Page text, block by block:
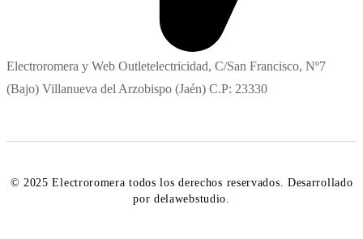
Electroromera y Web Outletelectricidad, C/San Francisco, Nº7
(Bajo) Villanueva del Arzobispo (Jaén) C.P: 23330
© 2025 Electroromera todos los derechos reservados. Desarrollado
por delawebstudio.